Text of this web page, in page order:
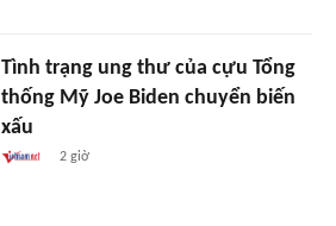
Tình trạng ung thư của cựu Tổng
thống Mỹ Joe Biden chuyển biến
xấu
2 giờ